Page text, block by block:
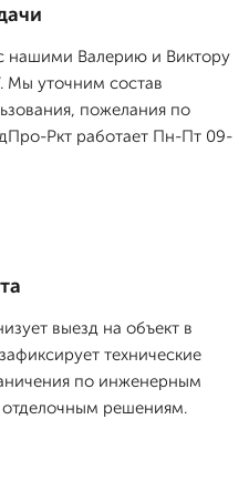
нашими Валерию и Виктору
Мы уточним состав
пожелания по
Ркт работает Пн-Пт 09-
выезд на объект в
технические
по инженерным
решениям.